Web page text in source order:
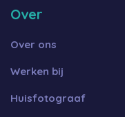
Over
Over ons
Werken bij
Huisfotograaf